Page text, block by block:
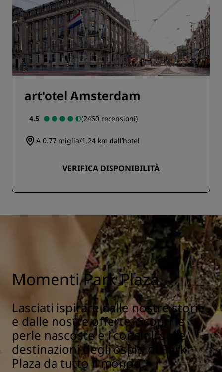
art'otel Amsterdam
4.5 (2460 recensioni)
A 0.77 miglia/1.24 km dall’hotel
VERIFICA DISPONIBILITÀ
Momenti Park Plaza
Lasciati ispirare dalle nostre storie
e dalle nostre offerte. Scopri le
perle nascoste e i consigli sulle
destinazioni degli ospiti di Park
Plaza da tutto il mondo.